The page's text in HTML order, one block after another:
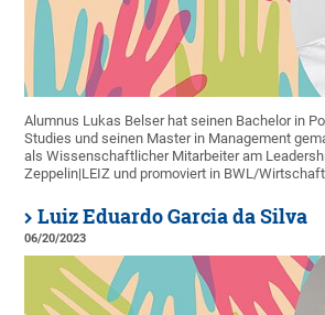
Alumnus Lukas Belser hat seinen Bachelor in
Studies und seinen Master in Management
als Wissenschaftlicher Mitarbeiter am
Zeppelin|LEIZ und promoviert in BWL/
Luiz Eduardo Garcia da Silva
06/20/2023